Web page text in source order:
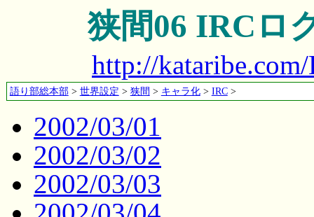
狭間06 IRCロ
http://
語り部総本部> 世界設定 > 狭間 > キャラ化> IRC>
2002/03/01
2002/03/02
2002/03/03